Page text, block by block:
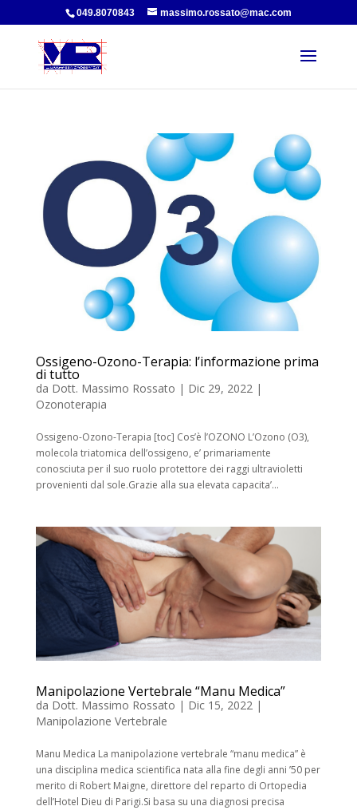
049.8070843 massimo.rossato@mac.com
Ossigeno-Ozono-Terapia: l’informazione prima
di tutto
da Dott. Massimo Rossato | Dic 29, 2022|
Ozonoterapia
Ossigeno-Ozono-Terapia [toc] Cos’è l’OZONO L’Ozono (O3),
molecola triatomica dell’ossigeno, e’ primariamente
conosciuta per il suo ruolo protettore dei raggi ultravioletti
provenienti dal sole.Grazie alla sua elevata capacita’...
Manipolazione Vertebrale “Manu Medica”
da Dott. Massimo Rossato | Dic 15, 2022|
Manipolazione Vertebrale
Manu Medica La manipolazione vertebrale “manu medica” è
una disciplina medica scientifica nata alla fine degli anni ’50 per
merito di Robert Maigne, direttore del reparto di Ortopedia
dell’Hotel Dieu di Parigi.Si basa su una diagnosi precisa